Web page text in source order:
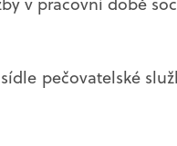
pečovatelské